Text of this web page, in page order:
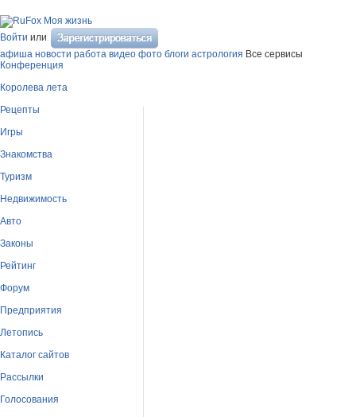
Моя жизнь
Войти или
афиша новости работа видео фото блоги астрология Все сервисы
Конференция
Королева лета
Рецепты
Игры
Знакомства
Туризм
Недвижимость
Авто
Законы
Рейтинг
Форум
Предприятия
Летопись
Каталог сайтов
Рассылки
Голосования